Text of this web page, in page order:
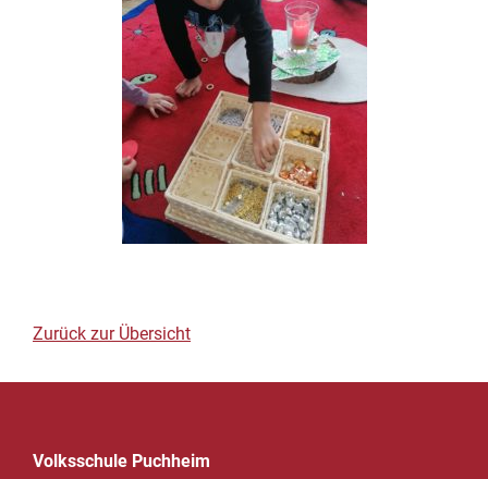
Zurück zur Übersicht
Volksschule Puchheim